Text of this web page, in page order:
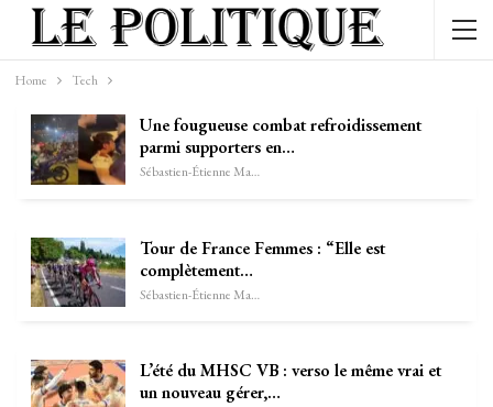
Home Tech
Une fougueuse combat refroidissement
parmi supporters en…
Sébastien-Étienne Marechal
Tour de France Femmes : “Elle est
complètement…
Sébastien-Étienne Marechal
L’été du MHSC VB : verso le même vrai et
un nouveau gérer,…